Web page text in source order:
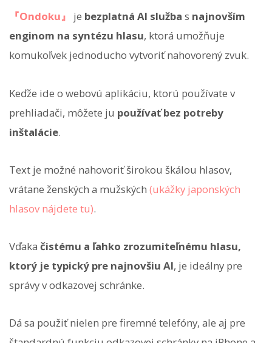
『Ondoku』 je bezplatná AI služba s najnovším
enginom na syntézu hlasu, ktorá umožňuje
komukoľvek jednoducho vytvoriť nahovorený zvuk.
Keďže ide o webovú aplikáciu, ktorú používate v
prehliadači, môžete ju používať bez potreby
inštalácie.
Text je možné nahovoriť širokou škálou hlasov,
vrátane ženských a mužských (ukážky japonských
hlasov nájdete tu).
Vďaka čistému a ľahko zrozumiteľnému hlasu,
ktorý je typický pre najnovšiu AI, je ideálny pre
správy v odkazovej schránke.
Dá sa použiť nielen pre firemné telefóny, ale aj pre